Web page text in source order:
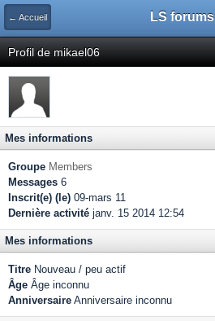
← Accueil LS forums
Profil de mikael06
Mes informations
Groupe Members
Messages 6
Inscrit(e) (le) 09-mars 11
Dernière activité janv. 15 2014 12:54
Mes informations
Titre Nouveau / peu actif
Âge Âge inconnu
Anniversaire Anniversaire inconnu